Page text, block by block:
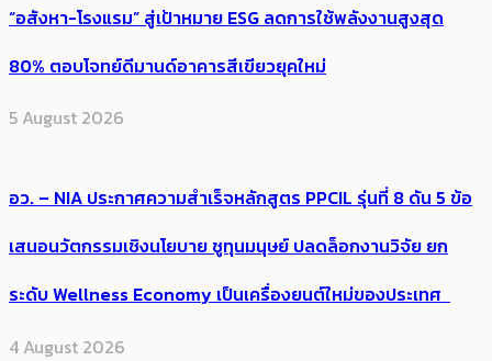
“อสังหา-โรงแรม” สู่เป้าหมาย ESG ลดการใช้พลังงานสูงสุด
80% ตอบโจทย์ดีมานด์อาคารสีเขียวยุคใหม่
5 August 2026
อว. – NIA ประกาศความสำเร็จหลักสูตร PPCIL รุ่นที่ 8 ดัน 5 ข้อ
เสนอนวัตกรรมเชิงนโยบาย ชูทุนมนุษย์ ปลดล็อกงานวิจัย ยก
ระดับ Wellness Economy เป็นเครื่องยนต์ใหม่ของประเทศ
4 August 2026